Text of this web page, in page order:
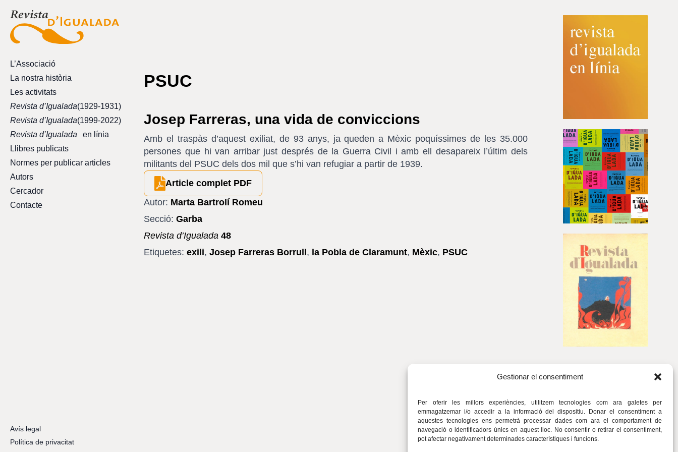
Gestionar el consentiment
Per oferir les millors experiències, utilitzem tecnologies com ara galetes per
emmagatzemar i/o accedir a la informació del dispositiu. Donar el consentiment a
aquestes tecnologies ens permetrà processar dades com ara el comportament de
navegació o identificadors únics en aquest lloc. No consentir o retirar el consentiment,
pot afectar negativament determinades característiques i funcions.
L’Associació
La nostra història
Les activitats
Revista d’Igualada(1929-1931)
Revista d’Igualada(1999-2022)
Revista d’Igualada
en línia
Llibres publicats
Normes per publicar articles
Autors
Cercador
Contacte
PSUC
Josep Farreras, una vida de conviccions
Amb el traspàs d’aquest exiliat, de 93 anys, ja queden a Mèxic poquíssimes de les 35.000
persones que hi van arribar just després de la Guerra Civil i amb ell desapareix l’últim dels
militants del PSUC dels dos mil que s’hi van refugiar a partir de 1939.
Article complet PDF
Autor: Marta Bartrolí Romeu
Secció: Garba
Revista d’Igualada 48
Etiquetes: exili,Josep Farreras Borrull , la Pobla de Claramunt, Mèxic, PSUC
Avís legal
Política de privacitat